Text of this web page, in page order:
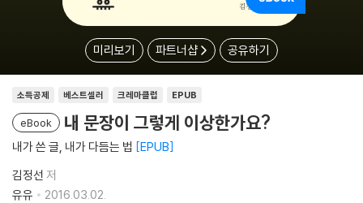
미리보기 파트너샵 공유하기
소득공제 베스트셀러 크레마클럽 EPUB
eBook 내 문장이 그렇게 이상한가요?
내가 쓴 글, 내가 다듬는 법 EPUB
김정선 저
유유
2016.03.02.